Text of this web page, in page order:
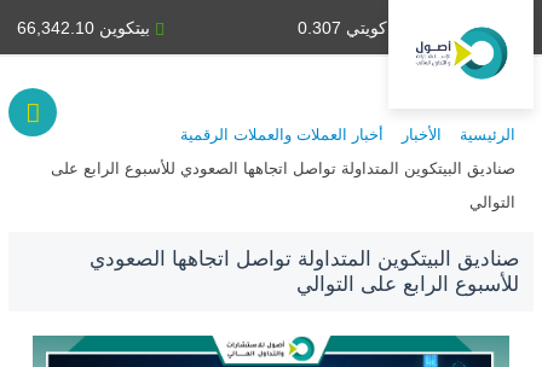
بيتكوين 66,342.10 دينار كويتي 0.307
الرئيسية الأخبار
أخبار العملات والعملات الرقمية
صناديق البيتكوين المتداولة تواصل اتجاهها الصعودي للأسبوع الرابع على
التوالي
صناديق البيتكوين المتداولة تواصل اتجاهها الصعودي
للأسبوع الرابع على التوالي